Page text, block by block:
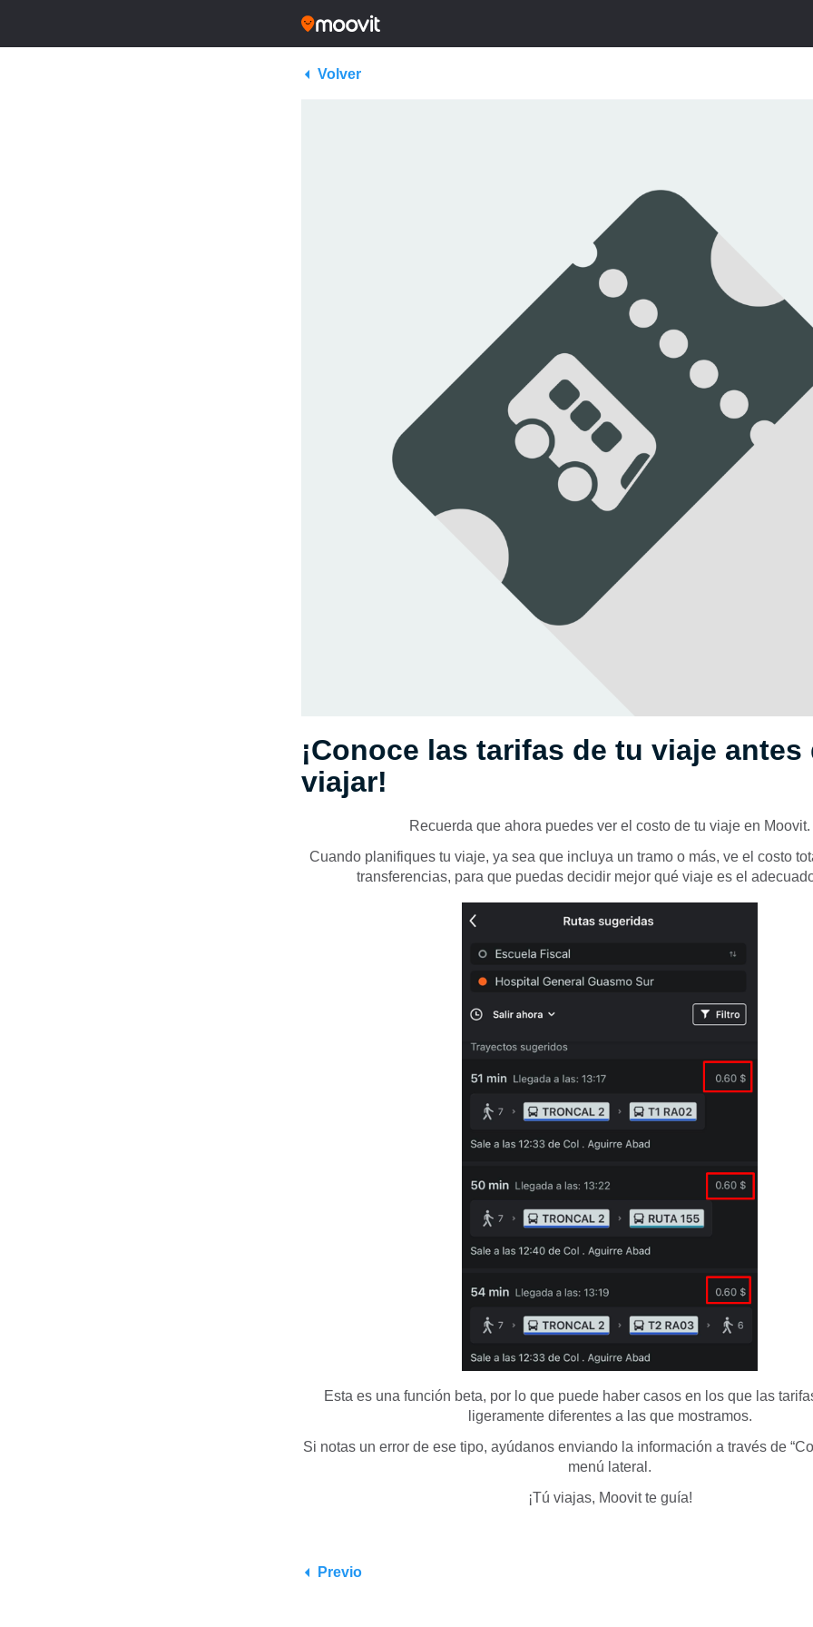
Volver
¡Conoce las tarifas de tu viaje antes
viajar!
Recuerda que ahora puedes ver el costo de tu viaje en Moovit.
Cuando planifiques tu viaje, ya sea que incluya un tramo o más, ve el costo
transferencias, para que puedas decidir mejor qué viaje es el
Esta es una función beta, por lo que puede haber casos en los que las
ligeramente diferentes a las que mostramos.
Si notas un error de ese tipo, ayúdanos enviando la información a través de
menú lateral.
¡Tú viajas, Moovit te guía!
Previo